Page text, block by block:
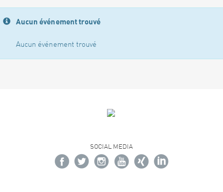
Aucun événement trouvé
Aucun événement trouvé
SOCIAL MEDIA